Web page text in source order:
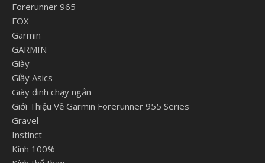
Forerunner 965
FOX
Garmin
GARMIN
Giày
Giầy Asics
Giày đinh chạy ngắn
Giới Thiệu Về Garmin Forerunner 955 Series
Gravel
Instinct
Kính 100%